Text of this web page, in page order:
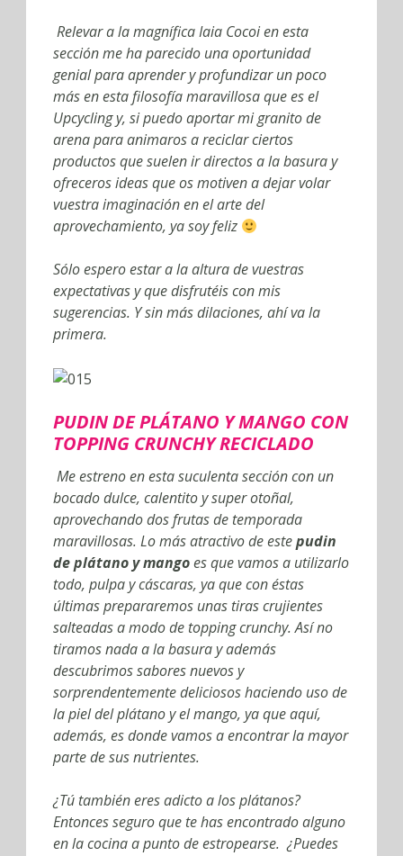
Relevar a la magnífica Iaia Cocoi en esta
sección me ha parecido una oportunidad
genial para aprender y profundizar un poco
más en esta filosofía maravillosa que es el
Upcycling y, si puedo aportar mi granito de
arena para animaros a reciclar ciertos
productos que suelen ir directos a la basura y
ofreceros ideas que os motiven a dejar volar
vuestra imaginación en el arte del
aprovechamiento, ya soy feliz
Sólo espero estar a la altura de vuestras
expectativas y que disfrutéis con mis
sugerencias. Y sin más dilaciones, ahí va la
primera.
PUDIN DE PLÁTANO Y MANGO CON
TOPPING CRUNCHY RECICLADO
Me estreno en esta suculenta sección con un
bocado dulce, calentito y super otoñal,
aprovechando dos frutas de temporada
maravillosas. Lo más atractivo de estepudin
de plátano y mangoes que vamos a utilizarlo
todo, pulpa y cáscaras, ya que con éstas
últimas prepararemos unas tiras crujientes
salteadas a modo de topping crunchy. Así no
tiramos nada a la basura y además
descubrimos sabores nuevos y
sorprendentemente deliciosos haciendo uso de
la piel del plátano y el mango, ya que aquí,
además, es donde vamos a encontrar la mayor
parte de sus nutrientes.
¿Tú también eres adicto a los plátanos?
Entonces seguro que te has encontrado alguno
en la cocina a punto de estropearse. ¿Puedes